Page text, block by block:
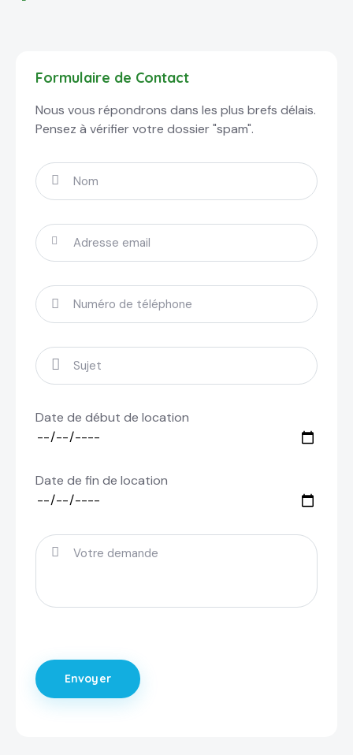
Formulaire de Contact
Nous vous répondrons dans les plus brefs délais.
Pensez à vérifier votre dossier "spam".
Date de début de location
Date de fin de location